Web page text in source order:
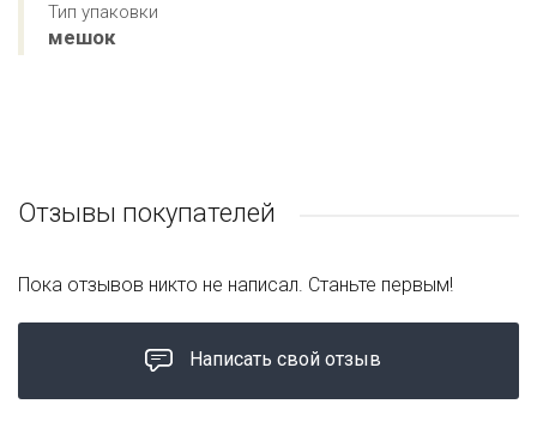
Тип упаковки
мешок
Отзывы покупателей
Написать свой отзыв
Пока отзывов никто не написал. Станьте первым!